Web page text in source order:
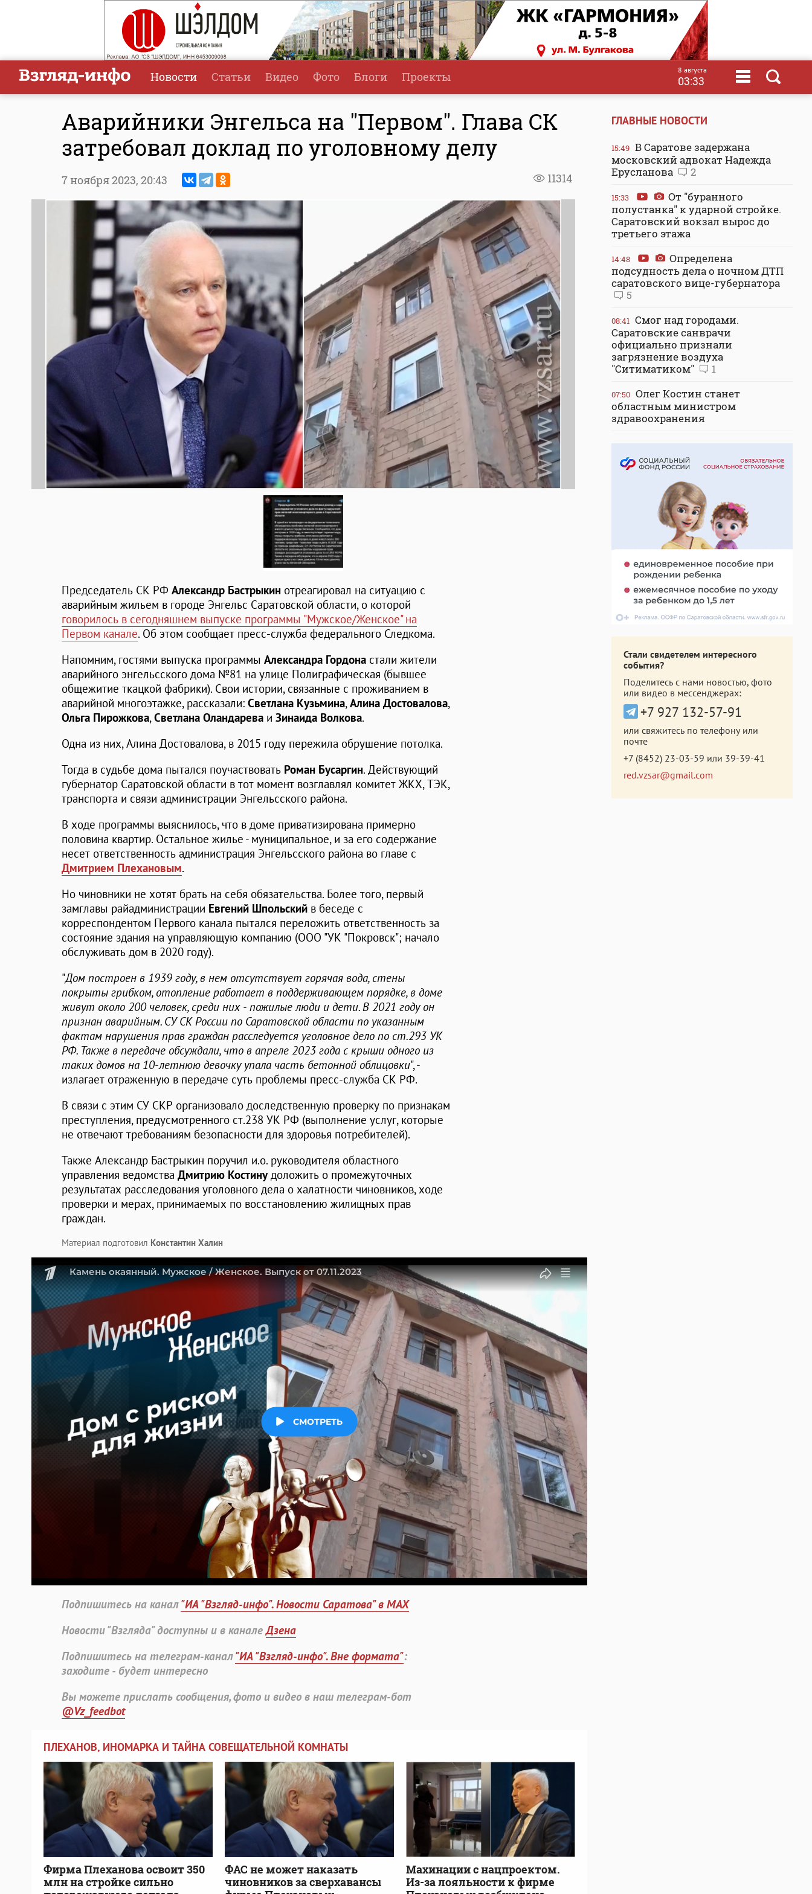
Новости Статьи Видео Фото Блоги Проекты 8 августа
03:33
Аварийники Энгельса на "Первом". Глава СК
затребовал доклад по уголовному делу
11314
7 ноября 2023, 20:43
Председатель СК РФ Александр Бастрыкин отреагировал на ситуацию с
аварийным жильем в городе Энгельс Саратовской области, о которой
говорилось в сегодняшнем выпуске программы "Мужское/Женское" на
Первом канале. Об этом сообщает пресс-служба федерального Следкома.
Напомним, гостями выпуска программы Александра Гордона стали жители
аварийного энгельсского дома №81 на улице Полиграфическая (бывшее
общежитие ткацкой фабрики). Свои истории, связанные с проживанием в
аварийной многоэтажке, рассказали: Светлана Кузьмина,Алина Достовалова,
Ольга Пирожкова,Светлана Оландарева и Зинаида Волкова.
Одна из них, Алина Достовалова, в 2015 году пережила обрушение потолка.
Тогда в судьбе дома пытался поучаствовать Роман Бусаргин. Действующий
губернатор Саратовской области в тот момент возглавлял комитет ЖКХ, ТЭК,
транспорта и связи администрации Энгельсского района.
В ходе программы выяснилось, что в доме приватизирована примерно
половина квартир. Остальное жилье - муниципальное, и за его содержание
несет ответственность администрация Энгельсского района во главе с
Дмитрием Плехановым.
Но чиновники не хотят брать на себя обязательства. Более того, первый
замглавы райадминистрации Евгений Шпольский в беседе с
корреспондентом Первого канала пытался переложить ответственность за
состояние здания на управляющую компанию (ООО "УК "Покровск"; начало
обслуживать дом в 2020 году).
"Дом построен в 1939 году, в нем отсутствует горячая вода, стены
покрыты грибком, отопление работает в поддерживающем порядке, в доме
живут около 200 человек, среди них - пожилые люди и дети. В 2021 году он
признан аварийным. СУ СК России по Саратовской области по указанным
фактам нарушения прав граждан расследуется уголовное дело по ст.293 УК
РФ. Также в передаче обсуждали, что в апреле 2023 года с крыши одного из
таких домов на 10-летнюю девочку упала часть бетонной облицовки", -
излагает отраженную в передаче суть проблемы пресс-служба СК РФ.
В связи с этим СУ СКР организовало доследственную проверку по признакам
преступления, предусмотренного ст.238 УК РФ (выполнение услуг, которые
не отвечают требованиям безопасности для здоровья потребителей).
Также Александр Бастрыкин поручил и.о. руководителя областного
управления ведомства Дмитрию Костину доложить о промежуточных
результатах расследования уголовного дела о халатности чиновников, ходе
проверки и мерах, принимаемых по восстановлению жилищных прав
граждан.
Материал подготовил Константин Халин
Подпишитесь на канал"ИА "Взгляд-инфо". Новости Саратова" в MAX
Новости "Взгляда" доступны и в каналеДзена
Подпишитесь на телеграм-канал"ИА "Взгляд-инфо". Вне формата":
заходите - будет интересно
Вы можете прислать сообщения, фото и видео в наш телеграм-бот
@Vz_feedbot
ПЛЕХАНОВ, ИНОМАРКА И ТАЙНА СОВЕЩАТЕЛЬНОЙ КОМНАТЫ
Фирма Плеханова освоит 350
млн на стройке сильно
ФАС не может наказать
чиновников за сверхавансы
Махинации с нацпроектом.
Из-за лояльности к фирме
ГЛАВНЫЕ НОВОСТИ
15:49 В Саратове задержана
московский адвокат Надежда
Ерусланова
2
15:33
От "буранного
полустанка" к ударной стройке.
Саратовский вокзал вырос до
третьего этажа
14:48
Определена
подсудность дела о ночном ДТП
саратовского вице-губернатора
5
08:41 Смог над городами.
Саратовские санврачи
официально признали
загрязнение воздуха
"Ситиматиком"
1
07:50 Олег Костин станет
областным министром
здравоохранения
Стали свидетелем интересного
события?
Поделитесь с нами новостью, фото
или видео в мессенджерах:
+7 927 132-57-91
или свяжитесь по телефону или
почте
+7 (8452) 23-03-59 или 39-39-41
red.vzsar@gmail.com